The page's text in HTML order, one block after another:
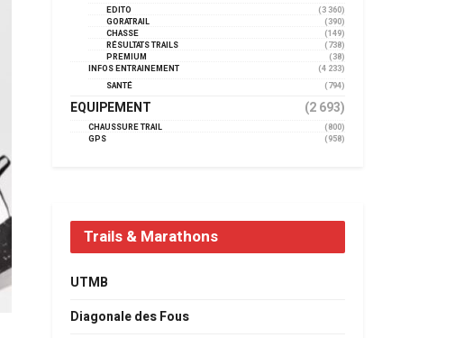
EDITO
(3 360)
GORATRAIL
(390)
CHASSE
(149)
RÉSULTATS TRAILS
(738)
PREMIUM
(38)
INFOS ENTRAINEMENT
(4 233)
SANTÉ
(794)
EQUIPEMENT (2 693)
CHAUSSURE TRAIL
(800)
GPS
(958)
Trails & Marathons
UTMB
Diagonale des Fous